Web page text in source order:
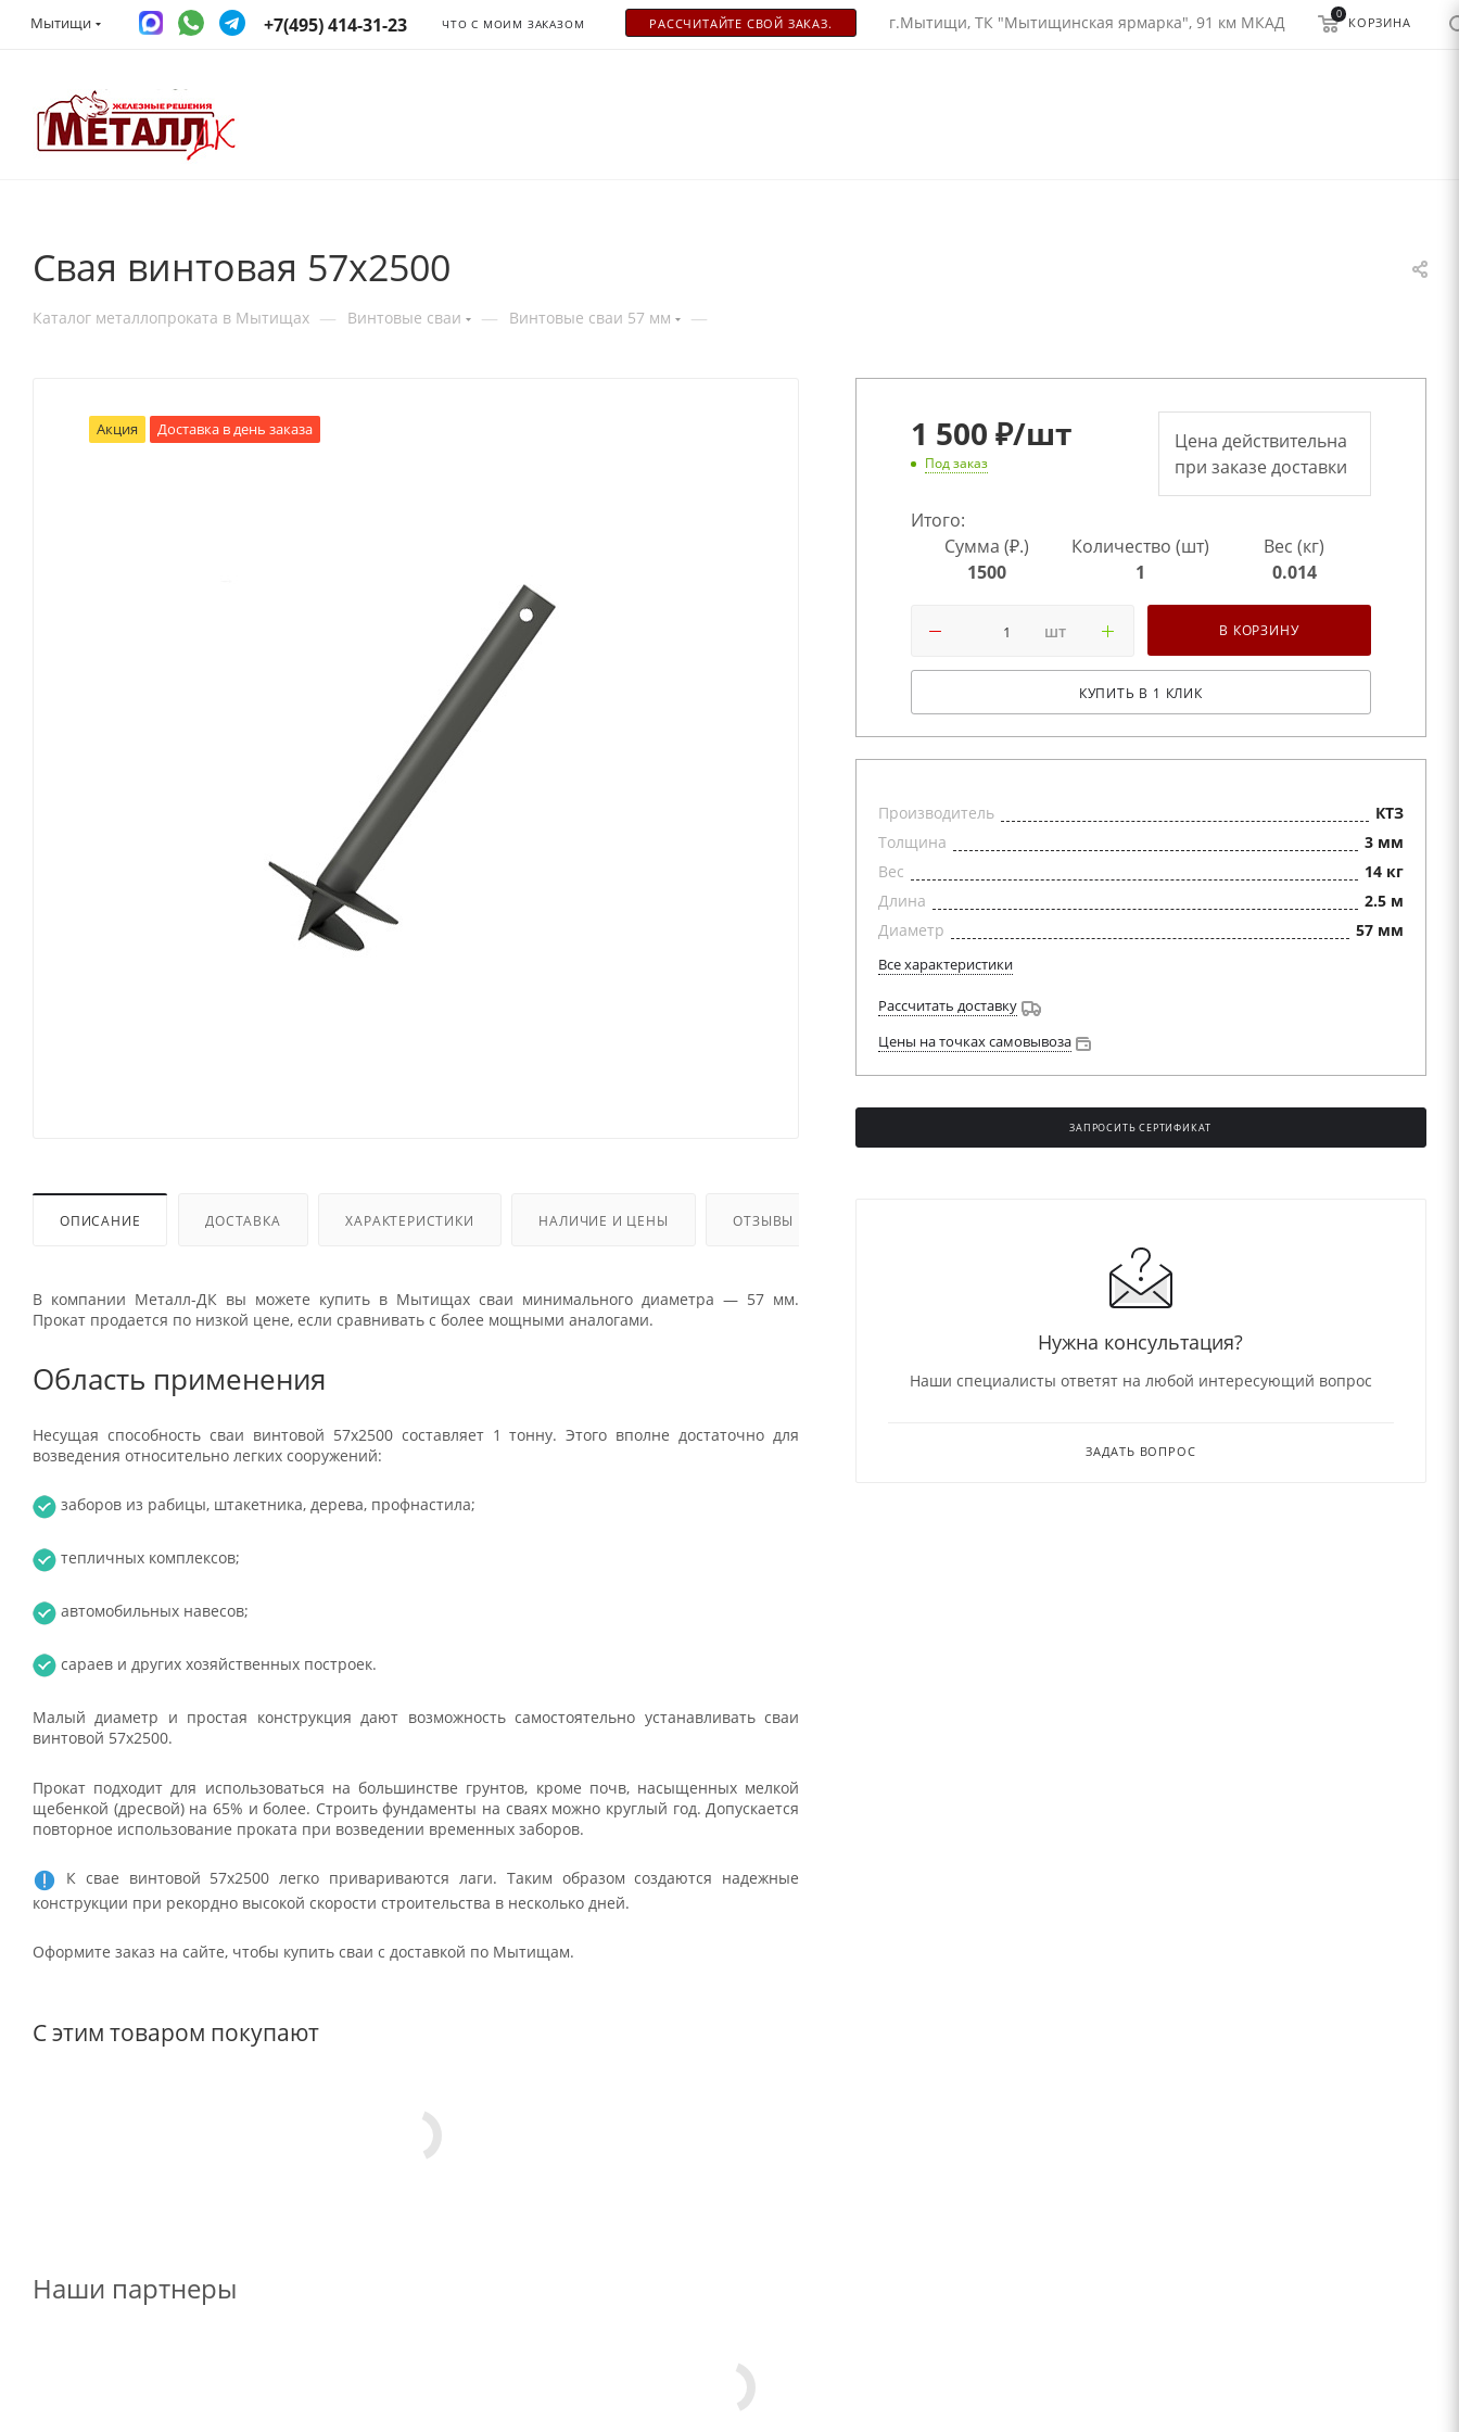
Мытищи +7(495) 414-31-23 ЧТО С МОИМ ЗАКАЗОМ РАСCЧИТАЙТЕ СВОЙ ЗАКАЗ. г.Мытищи, ТК "Мытищинская ярмарка", 91 км МКАД 0
КОРЗИНА
Свая винтовая 57x2500
Каталог металлопроката в Мытищах — Винтовые сваи — Винтовые сваи 57 мм —
Акция Доставка в день заказа
ОПИСАНИЕ ДОСТАВКА ХАРАКТЕРИСТИКИ НАЛИЧИЕ И ЦЕНЫ ОТЗЫВЫ
В компании Металл-ДК вы можете купить в Мытищах сваи минимального диаметра — 57 мм.
Прокат продается по низкой цене, если сравнивать с более мощными аналогами.
Область применения
Несущая способность сваи винтовой 57x2500 составляет 1 тонну. Этого вполне достаточно для
возведения относительно легких сооружений:
заборов из рабицы, штакетника, дерева, профнастила;
тепличных комплексов;
автомобильных навесов;
сараев и других хозяйственных построек.
Малый диаметр и простая конструкция дают возможность самостоятельно устанавливать сваи
винтовой 57x2500.
Прокат подходит для использоваться на большинстве грунтов, кроме почв, насыщенных мелкой
щебенкой (дресвой) на 65% и более. Строить фундаменты на сваях можно круглый год. Допускается
повторное использование проката при возведении временных заборов.
К свае винтовой 57x2500 легко привариваются лаги. Таким образом создаются надежные
конструкции при рекордно высокой скорости строительства в несколько дней.
Оформите заказ на сайте, чтобы купить сваи с доставкой по Мытищам.
С этим товаром покупают
1 500 ₽/шт
Под заказ
Цена действительна
при заказе доставки
Итого:
Сумма (₽.)
1500
Количество (шт)
1
Вес (кг)
0.014
шт В КОРЗИНУ
КУПИТЬ В 1 КЛИК
Производитель
КТЗ
Толщина
3 мм
Вес
14 кг
Длина
2.5 м
Диаметр
57 мм
Все характеристики
Рассчитать доставку
Цены на точках самовывоза
ЗАПРОСИТЬ СЕРТИФИКАТ
Нужна консультация?
Наши специалисты ответят на любой интересующий вопрос
ЗАДАТЬ ВОПРОС
Наши партнеры